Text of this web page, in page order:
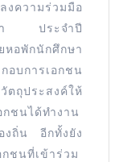
ความร่วมมือ
ษา ประจำปี
หอพักนักศึกษา
อบการเอกชน
ถุประสงค์ให้
กชนได้ทำงาน
งถิ่น อีกทั้งยัง
ชนที่เข้าร่วม